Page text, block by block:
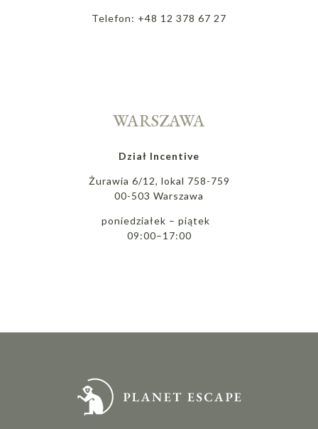
Telefon: +48 12 378 67 27
WARSZAWA
Dział Incentive
Żurawia 6/12, lokal 758-759
00-503 Warszawa
poniedziałek – piątek
09:00–17:00